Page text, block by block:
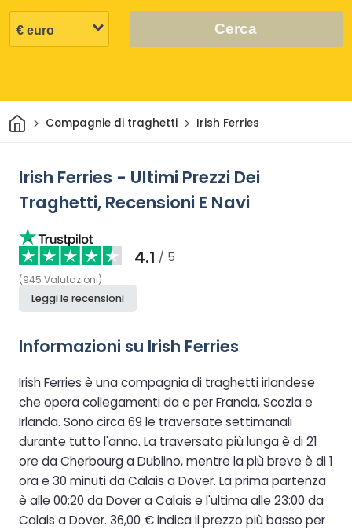
Cerca
CasaCompagnie di traghetti Irish Ferries
Irish Ferries - Ultimi Prezzi Dei
Traghetti, Recensioni E Navi
4.1 / 5
(945 Valutazioni)
Leggi le recensioni
Informazioni su Irish Ferries
Irish Ferries è una compagnia di traghetti irlandese
che opera collegamenti da e per Francia, Scozia e
Irlanda. Sono circa 69 le traversate settimanali
durante tutto l'anno. La traversata più lunga è di 21
ore da Cherbourg a Dublino, mentre la più breve è di 1
ora e 30 minuti da Calais a Dover. La prima partenza
è alle 00:20 da Dover a Calais e l'ultima alle 23:00 da
Calais a Dover. 36,00 € indica il prezzo più basso per